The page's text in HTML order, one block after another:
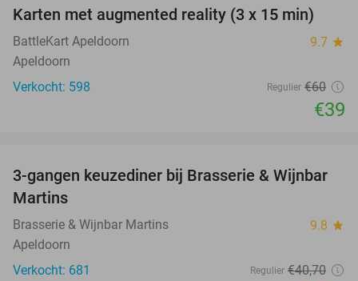
35%
Karten met augmented reality (3 x 15 min)
BattleKart Apeldoorn 9.7 star
Apeldoorn
Verkocht: 598
Regulier €60
€39
35%
3-gangen keuzediner bij Brasserie & Wijnbar
Martins
Brasserie & Wijnbar Martins 9.8 star
Apeldoorn
Verkocht: 681
Regulier €40,70